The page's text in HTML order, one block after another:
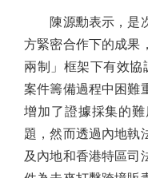
陳源勳表示，是次
方緊密合作下的成果
兩制」框架下有效協
案件籌備過程中困難
增加了證據採集的
題，然而透過內地執
及內地和香港特區司